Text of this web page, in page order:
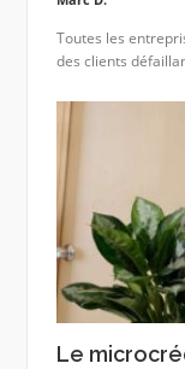
Toutes les
des clients
Le